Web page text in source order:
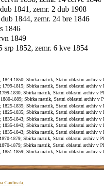
1841, zemr. 2 dub 1908
1844, zemr. 24 bre 1846
1846
1849
srp 1852, zemr. 6 kve 1854
1844-1850; Sbirka matrik, Statni oblastni archiv v
1799-1815; Sbirka matrik, Statni oblastni archiv v
1830; Sbirka matrik, Statni oblastni archiv v
1889; Sbirka matrik, Statni oblastni archiv v
1825-1835; Sbirka matrik, Statni oblastni archiv v
1825-1835; Sbirka matrik, Statni oblastni archiv v
1835-1843; Sbirka matrik, Statni oblastni archiv v
1835-1843; Sbirka matrik, Statni oblastni archiv v
1835-1843; Sbirka matrik, Statni oblastni archiv v
1879; Sbirka matrik, Statni oblastni archiv v
1879; Sbirka matrik, Statni oblastni archiv v
1851-1859; Sbirka matrik, Statni oblastni archiv v
Cardinala